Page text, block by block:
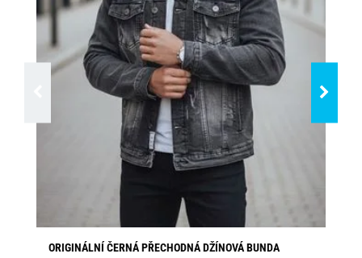
ORIGINÁLNÍ ČERNÁ PŘECHODNÁ DŽÍNOVÁ BUNDA